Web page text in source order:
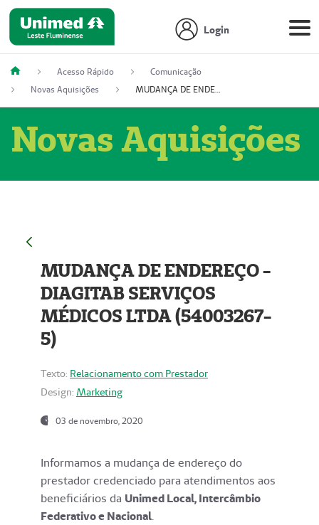
Login
Acesso Rápido
Comunicação
Novas Aquisições
MUDANÇA DE ENDEREÇO - DIAGITAB SERVIÇOS MÉDICOS LTDA (54003267-5)
Novas Aquisições
MUDANÇA DE ENDEREÇO -
DIAGITAB SERVIÇOS
MÉDICOS LTDA (54003267-
5)
Texto: Relacionamento com Prestador
Design: Marketing
03 de novembro, 2020
Informamos a mudança de endereço do
prestador credenciado para atendimentos aos
beneficiários da Unimed Local, Intercâmbio
Federativo e Nacional.